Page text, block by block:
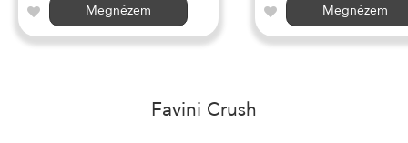
Megnézem
Megnézem
Favini Crush